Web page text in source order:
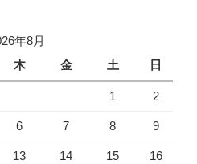
年8月
木 金 土 日
1 2
6 7 8 9
13 14 15 16